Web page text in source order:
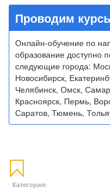
Проводим
Онлайн-обучение по
образование доступно
следующие города:
Новосибирск,
Челябинск, Омск,
Красноярск, Пермь,
Саратов, Тюмень,
Категория: